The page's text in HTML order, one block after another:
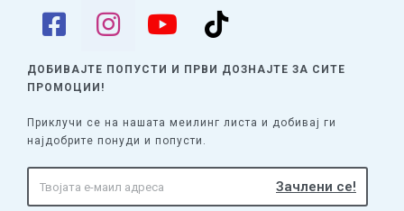
ДОБИВАЈТЕ ПОПУСТИ И ПРВИ ДОЗНАЈТЕ ЗА СИТЕ
ПРОМОЦИИ!
Приклучи се на нашата меилинг листа и добивај ги
најдобрите понуди и попусти.